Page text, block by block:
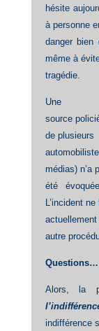
hésite
à personne
danger bien
même à
tragédie.
Une
source
de plusieurs
médias) n’a
été
L’incident ne
autre
Questions…
Alors, la
indifférence